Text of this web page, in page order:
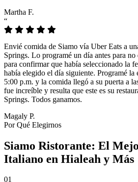
Martha F.
“
Envié comida de Siamo vía Uber Eats a
Springs. Lo programé un día antes para
para confirmar que había seleccionado la
había elegido el día siguiente. Programé la
5:00 p.m. y la comida llegó a su puerta a
fue increíble y resulta que este es su
Springs. Todos ganamos.
Magaly P.
Por Qué Elegirnos
Siamo Ristorante: El
Italiano en Hialeah y Más
01